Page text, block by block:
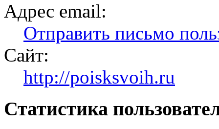
Адрес email:
Отправить письмо
Сайт:
http://poisksvoih.ru
Статистика